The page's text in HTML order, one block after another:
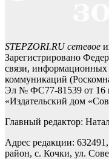
STEPZORI.RU сетевое
Зарегистрировано
связи,
коммуникаций
Эл № ФС77-81539 от 16
«Издательский дом
Главный редактор:
Адрес редакции:
район, с. Кочки, ул.